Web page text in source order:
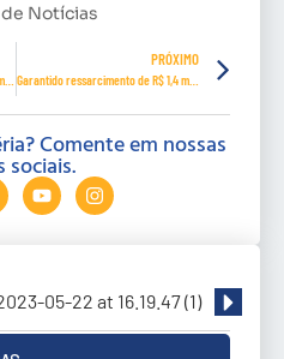
Notícias
PRÓXIMO
Garantido ressarcimento de R$ 1,4 milhão aos cofres públicos por fraudes na Previdência
Comente em nossas
sociais.